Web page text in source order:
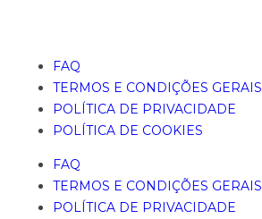
FAQ
TERMOS E CONDIÇÕES GERAIS
POLÍTICA DE PRIVACIDADE
POLÍTICA DE COOKIES
FAQ
TERMOS E CONDIÇÕES GERAIS
POLÍTICA DE PRIVACIDADE